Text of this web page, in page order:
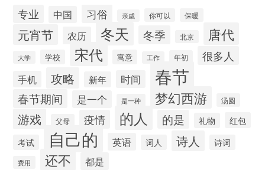
专业 中国 习俗 亲戚 你可以 保暖
元宵节 农历 冬天 冬季 北京 唐代
大学 学校 宋代 寓意 工作 年初 很多人
手机 攻略 新年 时间 春节
春节期间 是一个 是一种 梦幻西游 汤圆
游戏 父母 疫情 的人 的是 礼物 红包
考试 自己的 英语 词人 诗人 诗词
费用 还不 都是